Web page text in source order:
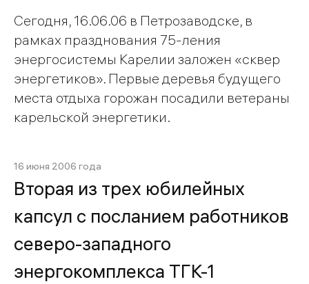
Сегодня, 16.06.06 в Петрозаводске, в
рамках празднования 75-ления
энергосистемы Карелии заложен «сквер
энергетиков». Первые деревья будущего
места отдыха горожан посадили ветераны
карельской энергетики.
16 июня 2006 года
Вторая из трех юбилейных
капсул с посланием работников
северо-западного
энергокомплекса ТГК-1